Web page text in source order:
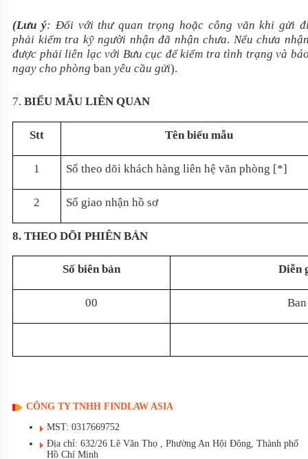
(Lưu ý: Đối với thư quan trọng hoặc công văn khi gửi
phải kiểm tra kỹ người nhận đã nhận chưa. Nếu chưa
được phải liên lạc với Bưu cục để kiểm tra tình trạng và
ngay cho phòng ban yêu cầu gửi).
7. BIỂU MẪU LIÊN QUAN
Stt Tên biểu mẫu
1 Sổ theo dõi khách hàng liên hệ văn phòng [*]
2 Sổ giao nhận hồ sơ
8. THEO DÕI PHIÊN BẢN
Số biên bản Diễn
00
CÔNG TY TNHH FINDLAW ASIA
MST: 0317669752
Địa chỉ: 632/26 Lê Văn Thọ , Phường An Hội Đông, Thành phố
Hồ Chí Minh